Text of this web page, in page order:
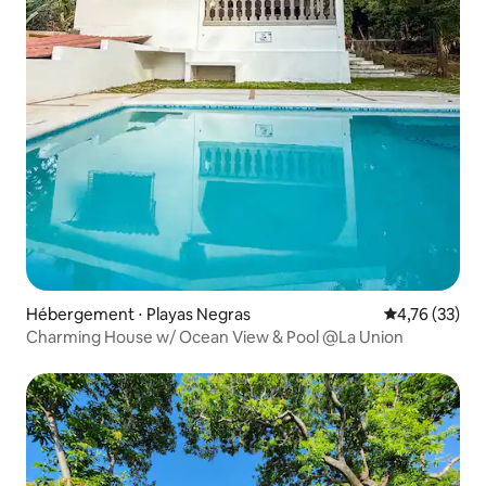
Hébergement ⋅ Playas Negras Évaluation
4,76 (33)
Charming House w/ Ocean View & Pool @La Union